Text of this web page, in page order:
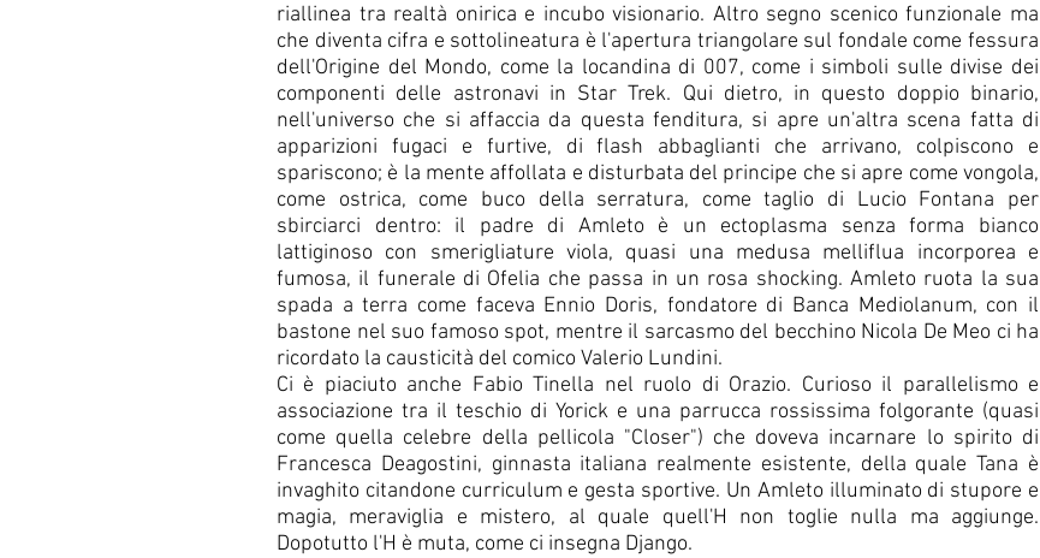
riallinea tra realtà onirica e incubo visionario. Altro segno scenico funzionale ma
che diventa cifra e sottolineatura è l'apertura triangolare sul fondale come fessura
dell'Origine del Mondo, come la locandina di 007, come i simboli sulle divise dei
componenti delle astronavi in Star Trek. Qui dietro, in questo doppio binario,
nell'universo che si affaccia da questa fenditura, si apre un'altra scena fatta di
apparizioni fugaci e furtive, di flash abbaglianti che arrivano, colpiscono e
spariscono; è la mente affollata e disturbata del principe che si apre come vongola,
come ostrica, come buco della serratura, come taglio di Lucio Fontana per
sbirciarci dentro: il padre di Amleto è un ectoplasma senza forma bianco
lattiginoso con smerigliature viola, quasi una medusa melliflua incorporea e
fumosa, il funerale di Ofelia che passa in un rosa shocking. Amleto ruota la sua
spada a terra come faceva Ennio Doris, fondatore di Banca Mediolanum, con il
bastone nel suo famoso spot, mentre il sarcasmo del becchino Nicola De Meo ci ha
ricordato la causticità del comico Valerio Lundini.
Ci è piaciuto anche Fabio Tinella nel ruolo di Orazio. Curioso il parallelismo e
associazione tra il teschio di Yorick e una parrucca rossissima folgorante (quasi
come quella celebre della pellicola "Closer") che doveva incarnare lo spirito di
Francesca Deagostini, ginnasta italiana realmente esistente, della quale Tana è
invaghito citandone curriculum e gesta sportive. Un Amleto illuminato di stupore e
magia, meraviglia e mistero, al quale quell'H non toglie nulla ma aggiunge.
Dopotutto l'H è muta, come ci insegna Django.